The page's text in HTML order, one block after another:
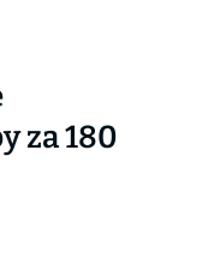
za 180